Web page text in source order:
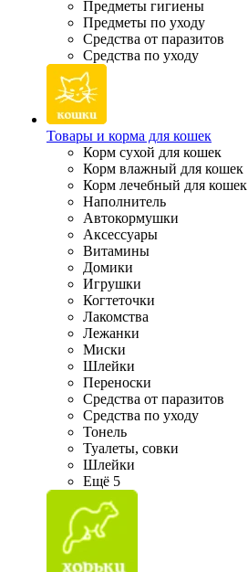
Предметы гигиены
Предметы по уходу
Средства от паразитов
Средства по уходу
Товары и корма для кошек
Корм сухой для кошек
Корм влажный для кошек
Корм лечебный для кошек
Наполнитель
Автокормушки
Аксессуары
Витамины
Домики
Игрушки
Когтеточки
Лакомства
Лежанки
Миски
Шлейки
Переноски
Средства от паразитов
Средства по уходу
Тонель
Туалеты, совки
Шлейки
Ещё 5